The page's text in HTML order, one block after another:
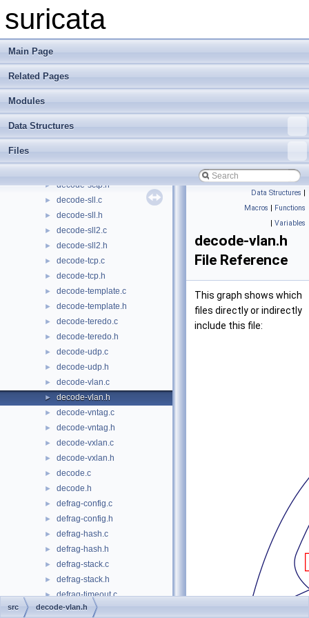
suricata
Main Page
Related Pages
Modules
Data Structures
Files
► decode-mpls.h
►
► decode-null.c
► decode-ppp.c
► decode-pppoe.h
► decode-raw.c
► decode-sctp.h
► decode-sll.c
► decode-sll.h
► decode-sll2.c
► decode-sll2.h
► decode-tcp.c
► decode-tcp.h
► decode-template.c
► decode-template.h
► decode-teredo.c
► decode-teredo.h
► decode-udp.c
► decode-udp.h
► decode-vlan.c
► decode-vlan.h
► decode-vntag.c
► decode-vntag.h
► decode-vxlan.c
► decode-vxlan.h
► decode.c
► decode.h
► defrag-config.c
► defrag-config.h
► defrag-hash.c
► defrag-hash.h
► defrag-stack.c
► defrag-stack.h
► defrag-timeout.c
► defrag-timeout.h
Data Structures |
Macros | Functions
| Variables
decode-vlan.h
File Reference
This graph shows which
files directly or indirectly
include this file:
src decode-vlan.h